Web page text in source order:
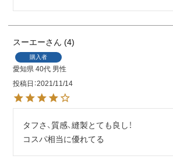
スーエー 4
購入者
愛知県 40代 男性
投稿日 2021/11/14
タフさ、質感、縫製とても良し！
コスパ相当に優れてる